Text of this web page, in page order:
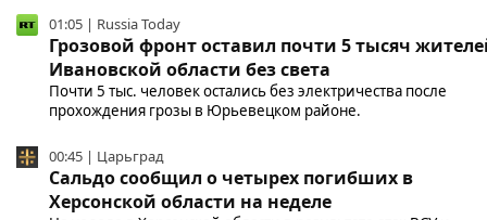
01:05 | Russia Today
Грозовой фронт оставил почти 5 тысяч
Ивановской области без света
Почти 5 тыс. человек остались без электричества после
прохождения грозы в Юрьевецком районе.
00:45 | Царьград
Сальдо сообщил о четырех погибших в
Херсонской области на неделе